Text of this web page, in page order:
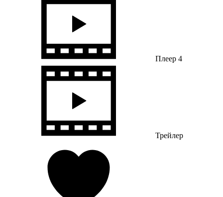
Плеер 4
Трейлер